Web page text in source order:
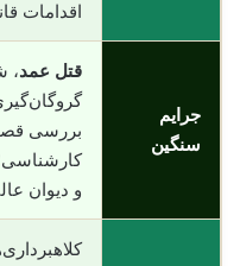
اقدامات
جرایم
سنگین
قتل عمد،
بررسی
و دیوان